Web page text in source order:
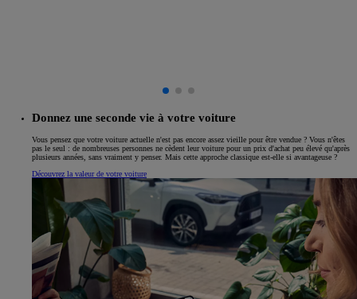
Donnez une seconde vie à votre voiture
Vous pensez que votre voiture actuelle n'est pas encore assez vieille pour être vendue ? Vous n'êtes
pas le seul : de nombreuses personnes ne cèdent leur voiture pour un prix d'achat peu élevé qu'après
plusieurs années, sans vraiment y penser. Mais cette approche classique est-elle si avantageuse ?
Découvrez la valeur de votre voiture